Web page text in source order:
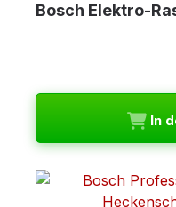
Bosch Elektro-
In